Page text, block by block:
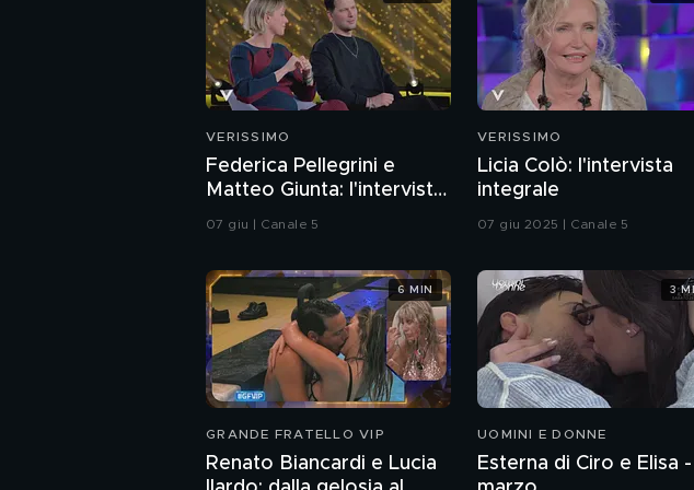
VERISSIMO
Federica Pellegrini e
Matteo Giunta: l'intervista
integrale
07 giu | Canale 5
VERISSIMO
Licia Colò: l'intervista
integrale
07 giu 2025 | Canale 5
GRANDE FRATELLO VIP
Renato Biancardi e Lucia
6 MIN
UOMINI E DONNE
Esterna di Ciro e Elisa
3